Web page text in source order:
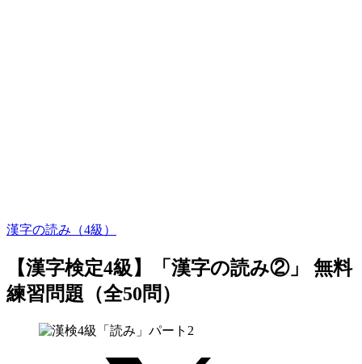
漢字の読み（4級）
【漢字検定4級】「漢字の読み②」 無料
練習問題（全50問）